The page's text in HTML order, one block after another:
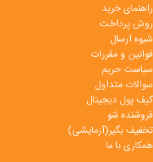
راهنمای خرید
روش پرداخت
شیوه ارسال
قوانین و مقررات
سیاست حریم
سوالات متداول
کیف پول دیجیتال
فروشنده شو
تخفیف بگیر(آزمایشی)
همکاری با ما